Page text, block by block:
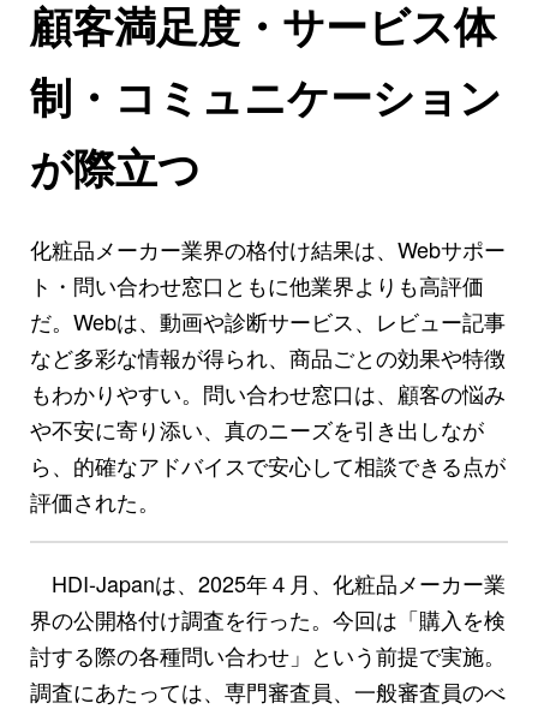
顧客満足度・サービス体
制・コミュニケーション
が際立つ
化粧品メーカー業界の格付け結果は、Webサポー
ト・問い合わせ窓口ともに他業界よりも高評価
だ。Webは、動画や診断サービス、レビュー記事
など多彩な情報が得られ、商品ごとの効果や特徴
もわかりやすい。問い合わせ窓口は、顧客の悩み
や不安に寄り添い、真のニーズを引き出しなが
ら、的確なアドバイスで安心して相談できる点が
評価された。
HDI-Japanは、2025年４月、化粧品メーカー業
界の公開格付け調査を行った。今回は「購入を検
討する際の各種問い合わせ」という前提で実施。
調査にあたっては、専門審査員、一般審査員のべ